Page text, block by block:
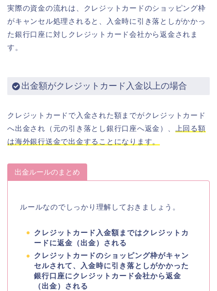
実際の資金の流れは、クレジットカードのショッピング枠
がキャンセル処理されると、入金時に引き落としがかかっ
た銀行口座に対しクレジットカード会社から返金されま
す。
出金額がクレジットカード入金以上の場合
クレジットカードで入金された額までがクレジットカード
へ出金され（元の引き落とし銀行口座へ返金）、
上回る額
は海外銀行送金で出金することになります。
出金ルールのまとめ
ルールなのでしっかり理解しておきましょう。
クレジットカード入金額まではクレジットカ
ードに返金（出金）される
クレジットカードのショッピング枠がキャン
セルされて、入金時に引き落としがかかった
銀行口座にクレジットカード会社から返金
（出金）される